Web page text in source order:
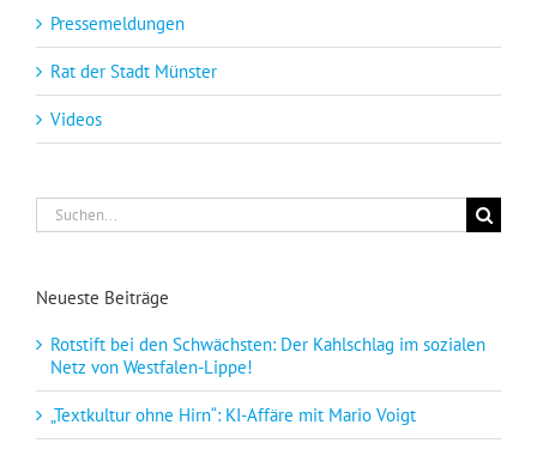
Pressemeldungen
Rat der Stadt Münster
Videos
Suche
nach:
Neueste Beiträge
Rotstift bei den Schwächsten: Der Kahlschlag im sozialen
Netz von Westfalen-Lippe!
„Textkultur ohne Hirn“: KI-Affäre mit Mario Voigt